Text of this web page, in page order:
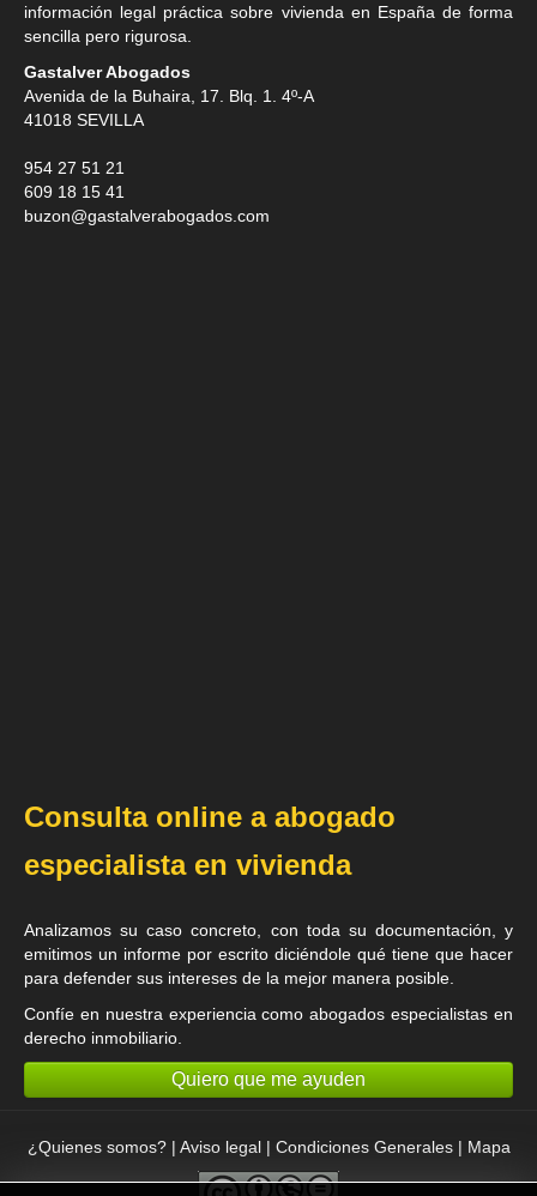
información legal práctica sobre vivienda en España de forma
sencilla pero rigurosa.
Gastalver Abogados
Avenida de la Buhaira, 17. Blq. 1. 4º-A
41018 SEVILLA
954 27 51 21
609 18 15 41
buzon@gastalverabogados.com
Consulta online a abogado
especialista en vivienda
Analizamos su caso concreto, con toda su documentación, y
emitimos un informe por escrito diciéndole qué tiene que hacer
para defender sus intereses de la mejor manera posible.
Confíe en nuestra experiencia comoabogados especialistas en
derecho inmobiliario
Quiero que me ayuden
¿Quienes somos?| Aviso legal| Condiciones Generales| Mapa